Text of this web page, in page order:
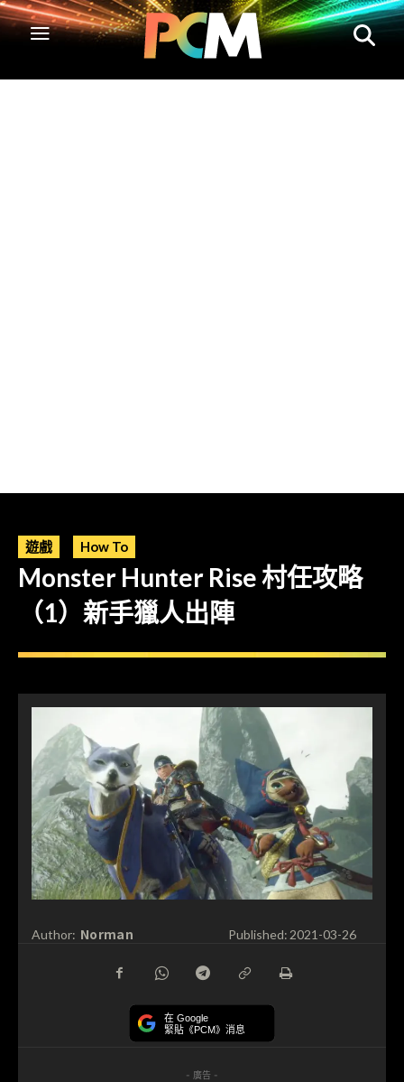
遊戲 How To
Monster Hunter Rise 村任攻略
（1）新手獵人出陣
Author: Norman Published: 2021-03-26
在 Google
緊貼《PCM》消息
- 廣告 -